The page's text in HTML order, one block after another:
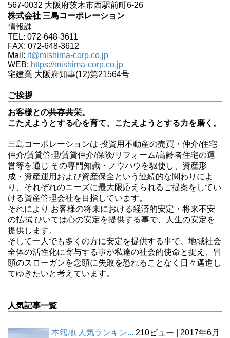
567-0032 大阪府茨木市西駅前町6-26
株式会社 三島コーポレーション
情報課
TEL: 072-648-3611
FAX: 072-648-3612
Mail: it@mishima-corp.co.jp
WEB: https://mishima-corp.co.jp
宅建業 大阪府知事(12)第21564号
ご挨拶
お客様との共存共栄。
こたえようとする心を育て、こたえようとする力を磨く。
三島コーポレーションは 投資用不動産の売買・仲介/住宅
仲介/賃貸管理/賃貸仲介/保険/リフォーム/高齢者住宅の運
営等を通じ その専門知識・ノウハウを駆使し、資産形
成・資産運用および資産保全という連続的な関わりによ
り、それぞれのニーズに最大限応えられるご提案をしてい
ける資産管理会社を目指しています。
それにより お客様の将来における経済的安定・将来不安
の払拭 ひいては心の安定を提供する事で、人生の安定を
提供します。
そして一人でも多くの方に安定を提供する事で、地域社会
全体の活性化に寄与する事が私達の社会的使命と捉え、冒
頭のスローガンを念頭に失敗を恐れることなく日々邁進し
てゆきたいと考えています。
人気記事一覧
本籍地 人気ランキン... 210ビュー
2017年6月